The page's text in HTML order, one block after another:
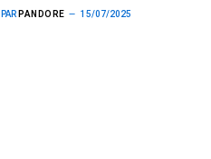
PAR PANDORE 15/07/2025